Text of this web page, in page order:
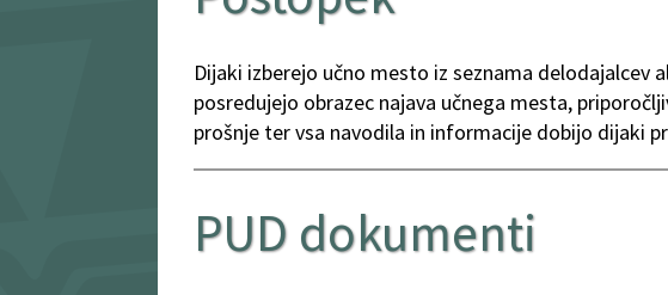
Dijaki izberejo učno mesto iz seznama
posredujejo obrazec najava učnega mesta,
prošnje ter vsa navodila in informacije dobijo dijaki
PUD dokumenti